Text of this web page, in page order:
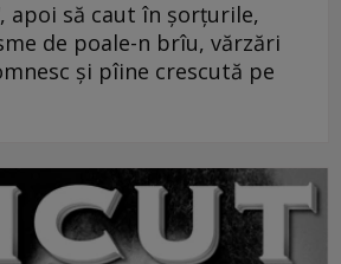
apoi să caut în şorţurile,
de poale-n brîu, vărzări
şi pîine crescută pe